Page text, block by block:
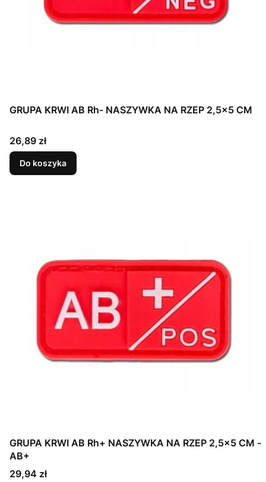
GRUPA KRWI AB Rh- NASZYWKA NA RZEP 2,5x5 CM
Cena
26,89 zł
Do koszyka
GRUPA KRWI AB Rh+ NASZYWKA NA RZEP 2,5x5 CM -
AB+
Cena
29,94 zł